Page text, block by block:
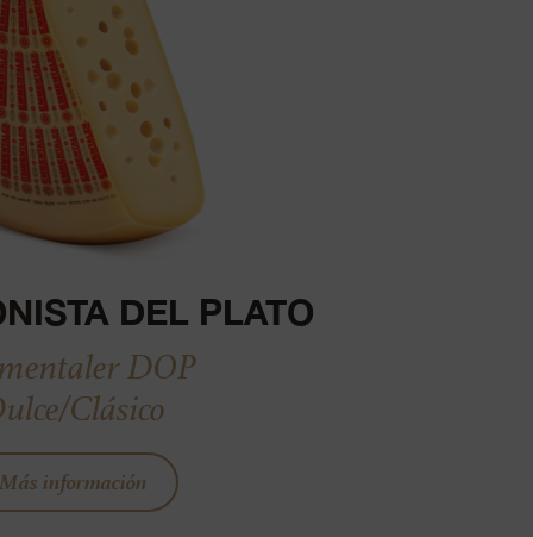
DEL PLATO
DOP
Clásico
Más información